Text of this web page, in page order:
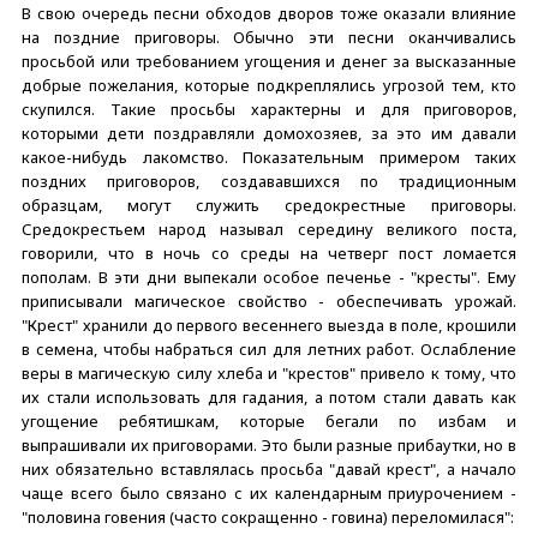
В свою очередь песни обходов дворов тоже оказали влияние
на поздние приговоры. Обычно эти песни оканчивались
просьбой или требованием угощения и денег за высказанные
добрые пожелания, которые подкреплялись угрозой тем, кто
скупился. Такие просьбы характерны и для приговоров,
которыми дети поздравляли домохозяев, за это им давали
какое-нибудь лакомство. Показательным примером таких
поздних приговоров, создававшихся по традиционным
образцам, могут служить средокрестные приговоры.
Средокрестьем народ называл середину великого поста,
говорили, что в ночь со среды на четверг пост ломается
пополам. В эти дни выпекали особое печенье - "кресты". Ему
приписывали магическое свойство - обеспечивать урожай.
"Крест" хранили до первого весеннего выезда в поле, крошили
в семена, чтобы набраться сил для летних работ. Ослабление
веры в магическую силу хлеба и "крестов" привело к тому, что
их стали использовать для гадания, а потом стали давать как
угощение ребятишкам, которые бегали по избам и
выпрашивали их приговорами. Это были разные прибаутки, но в
них обязательно вставлялась просьба "давай крест", а начало
чаще всего было связано с их календарным приурочением -
"половина говения (часто сокращенно - говина) переломилася":